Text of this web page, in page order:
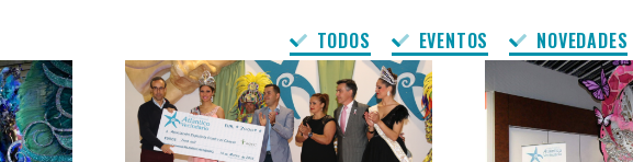
TODOS EVENTOS NOVEDADES